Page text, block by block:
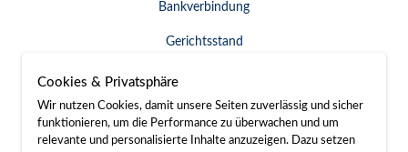
Bankverbindung
Gerichtsstand
Widerruf erklären
Cookies & Privatsphäre
Wir nutzen Cookies, damit unsere Seiten zuverlässig und sicher
funktionieren, um die Performance zu überwachen und um
relevante und personalisierte Inhalte anzuzeigen. Dazu setzen